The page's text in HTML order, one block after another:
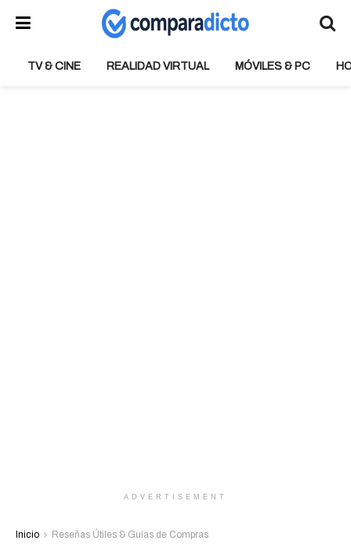
TV & CINE REALIDAD VIRTUAL MÓVILES & PC
ADVERTISEMENT
Inicio Reseñas Útiles & Guías de Compras